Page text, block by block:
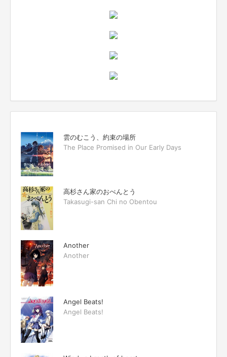
雲のむこう、約束の場所
The Place Promised in Our Early Days
高杉さん家のおべんとう
Takasugi-san Chi no Obentou
Another
Another
Angel Beats!
Angel Beats!